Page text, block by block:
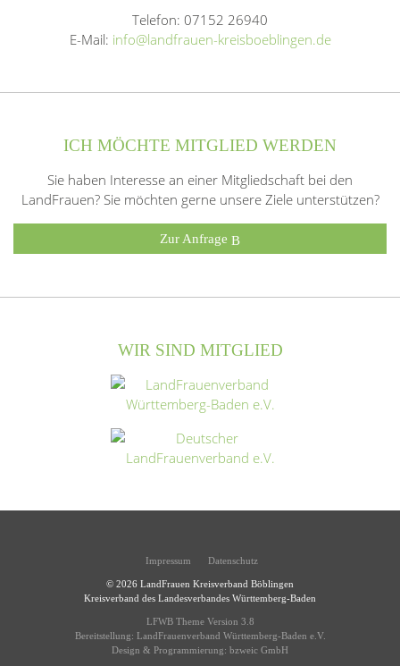
Telefon: 07152 26940
E-Mail: info@landfrauen-kreisboeblingen.de
ICH MÖCHTE MITGLIED WERDEN
Sie haben Interesse an einer Mitgliedschaft bei den
LandFrauen? Sie möchten gerne unsere Ziele unterstützen?
Zur Anfrage
WIR SIND MITGLIED
Impressum Datenschutz
© 2026 LandFrauen Kreisverband Böblingen
Kreisverband des Landesverbandes Württemberg-Baden
LFWB Theme Version 3.8
Bereitstellung: LandFrauenverband Württemberg-Baden e.V.
Design & Programmierung: bzweic GmbH